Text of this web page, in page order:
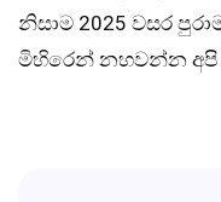
නිසාම 2025 වසර
මිහිරෙන් නහවන්න අපි